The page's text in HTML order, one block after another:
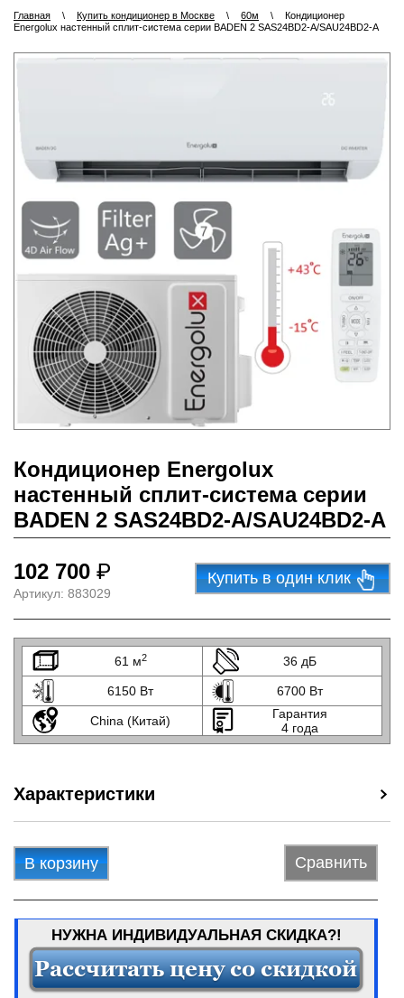
Главная \ Купить кондиционер в Москве \ 60м \
Кондиционер
Energolux настенный сплит-система серии BADEN 2 SAS24BD2-A/SAU24BD2-A
Кондиционер Energolux
настенный сплит-система серии
BADEN 2 SAS24BD2-A/SAU24BD2-A
102 700 ₽
Артикул: 883029
Купить в один клик
61 м2 36 дБ
6150 Вт 6700 Вт
China (Китай)
Гарантия
4 года
Характеристики
В корзину Сравнить
НУЖНА ИНДИВИДУАЛЬНАЯ СКИДКА?!